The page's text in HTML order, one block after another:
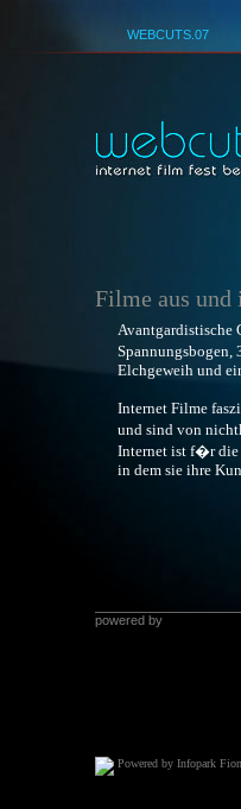
WEBCUTS.07
Filme aus und
Elchgeweih und
Internet Filme
und sind von
Internet ist f�r die
in dem sie ihre
Powered by Infopark